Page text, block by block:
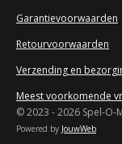
n
Garantievoorwaarden
Retourvoorwaarden
Verzending en
Meest voorkomende
© 2023 - 2026 Spel-O-
Powered by JouwWeb